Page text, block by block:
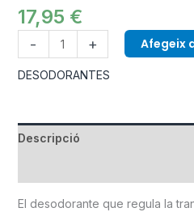
17,95 €
- + Afegeix
DESODORANTES
Descripció
El desodorante que regula la